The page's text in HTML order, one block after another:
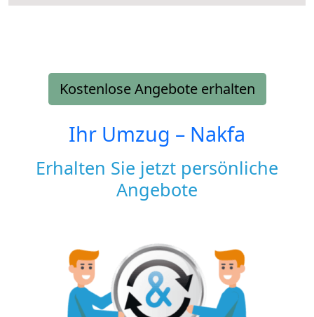
Kostenlose Angebote erhalten
Ihr Umzug – Nakfa
Erhalten Sie jetzt persönliche
Angebote